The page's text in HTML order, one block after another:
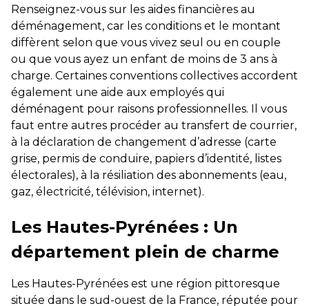
Renseignez-vous sur les aides financières au
déménagement, car les conditions et le montant
diffèrent selon que vous vivez seul ou en couple
ou que vous ayez un enfant de moins de 3 ans à
charge. Certaines conventions collectives accordent
également une aide aux employés qui
déménagent pour raisons professionnelles. Il vous
faut entre autres procéder au transfert de courrier,
à la déclaration de changement d’adresse (carte
grise, permis de conduire, papiers d’identité, listes
électorales), à la résiliation des abonnements (eau,
gaz, électricité, télévision, internet).
Les Hautes-Pyrénées : Un
département plein de charme
Les Hautes-Pyrénées est une région pittoresque
située dans le sud-ouest de la France, réputée pour